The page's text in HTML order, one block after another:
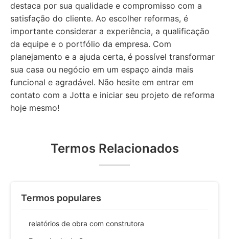
destaca por sua qualidade e compromisso com a
satisfação do cliente. Ao escolher reformas, é
importante considerar a experiência, a qualificação
da equipe e o portfólio da empresa. Com
planejamento e a ajuda certa, é possível transformar
sua casa ou negócio em um espaço ainda mais
funcional e agradável. Não hesite em entrar em
contato com a Jotta e iniciar seu projeto de reforma
hoje mesmo!
Termos Relacionados
Termos populares
relatórios de obra com construtora